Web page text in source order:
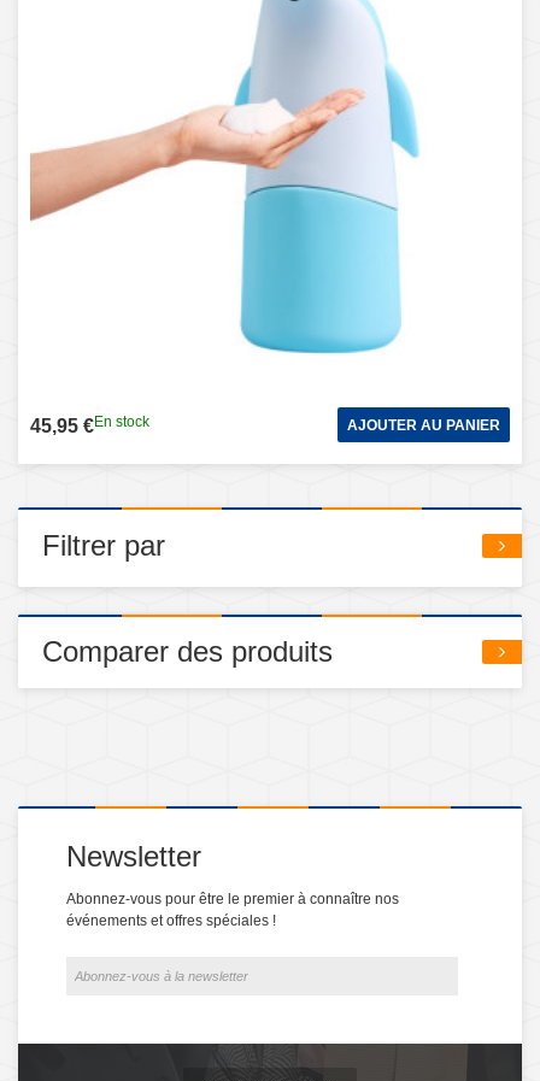
45,95 €En stock AJOUTER AU PANIER
Filtrer par
Comparer des produits
Newsletter
Abonnez-vous pour être le premier à connaître nos
événements et offres spéciales !